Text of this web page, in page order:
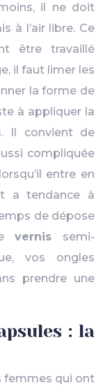
il ne doit
à l’air libre. Ce
être travaillé
il faut limer les
la forme de
à appliquer la
Il convient de
compliquée
entre en
a tendance à
de dépose
vernis semi-
vos ongles
prendre une
: la
femmes qui ont